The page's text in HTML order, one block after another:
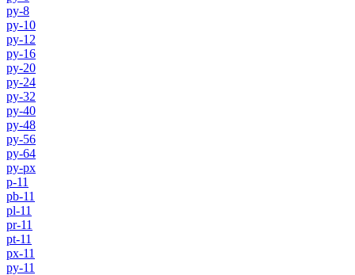
py-8
py-10
py-12
py-16
py-20
py-24
py-32
py-40
py-48
py-56
py-64
py-px
p-11
pb-11
pl-11
pr-11
pt-11
px-11
py-11